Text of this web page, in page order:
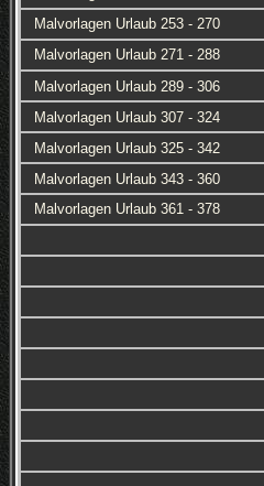
Malvorlagen Urlaub 253 - 270
Malvorlagen Urlaub 271 - 288
Malvorlagen Urlaub 289 - 306
Malvorlagen Urlaub 307 - 324
Malvorlagen Urlaub 325 - 342
Malvorlagen Urlaub 343 - 360
Malvorlagen Urlaub 361 - 378